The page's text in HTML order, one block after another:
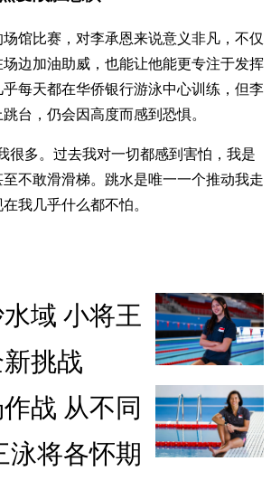
馆比赛，对李承恩来说意义非凡，不仅
边加油助威，也能让他能更专注于发挥
每天都在华侨银行游泳中心训练，但李
台，仍会因高度而感到恐惧。
很多。过去我对一切都感到害怕，我是
不敢滑滑梯。跳水是唯一一个推动我走
我几乎什么都不怕。
域 小将王
挑战
战 从不同
泳将各怀期